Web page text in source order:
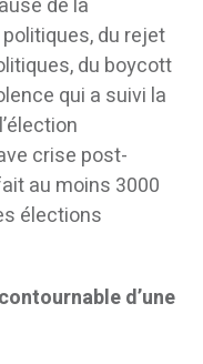
de la
du rejet
du boycott
qui a suivi la
crise post-
au moins 3000
élections
d’une